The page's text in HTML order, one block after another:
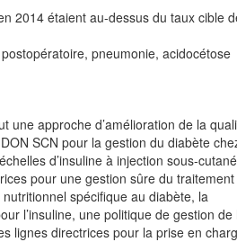
2014 étaient au-dessus du taux cible
pneumonie, acidocétose
une approche d’amélioration de la
SCN pour la gestion du diabète
d’insuline à injection sous-
pour une gestion sûre du
spécifique au diabète, la
l’insuline, une politique de gestion de
lignes directrices pour la prise en